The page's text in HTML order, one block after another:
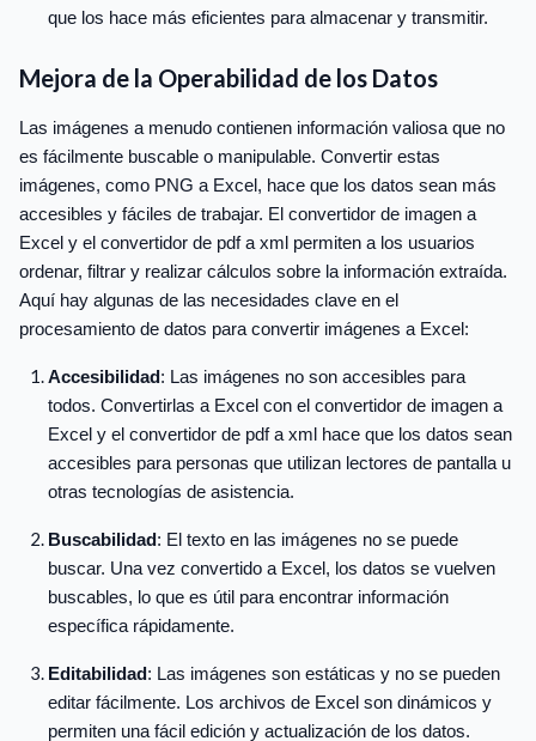
que los hace más eficientes para almacenar y transmitir.
Mejora de la Operabilidad de los Datos
Las imágenes a menudo contienen información valiosa que no
es fácilmente buscable o manipulable. Convertir estas
imágenes, como PNG a Excel, hace que los datos sean más
accesibles y fáciles de trabajar. El convertidor de imagen a
Excel y el convertidor de pdf a xml permiten a los usuarios
ordenar, filtrar y realizar cálculos sobre la información extraída.
Aquí hay algunas de las necesidades clave en el
procesamiento de datos para convertir imágenes a Excel:
Accesibilidad: Las imágenes no son accesibles para
todos. Convertirlas a Excel con el convertidor de imagen a
Excel y el convertidor de pdf a xml hace que los datos sean
accesibles para personas que utilizan lectores de pantalla u
otras tecnologías de asistencia.
Buscabilidad: El texto en las imágenes no se puede
buscar. Una vez convertido a Excel, los datos se vuelven
buscables, lo que es útil para encontrar información
específica rápidamente.
Editabilidad: Las imágenes son estáticas y no se pueden
editar fácilmente. Los archivos de Excel son dinámicos y
permiten una fácil edición y actualización de los datos.